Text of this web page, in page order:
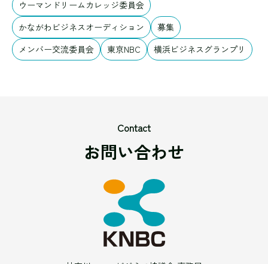
ウーマンドリームカレッジ委員会
かながわビジネスオーディション
募集
メンバー交流委員会
東京NBC 横浜ビジネスグランプリ
Contact
お問い合わせ